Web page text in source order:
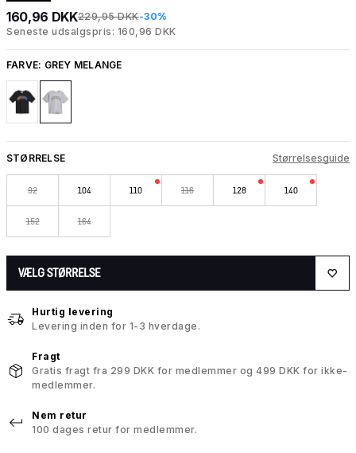
160,96 DKK229,95 DKK-30%
Seneste udsalgspris: 160,96 DKK
FARVE: GREY MELANGE
STØRRELSE Størrelsesguide
92 104 110 116 128 140
152 164
VÆLG STØRRELSE
Hurtig levering
Levering inden for 1-3 hverdage.
Fragt
Gratis fragt fra 299 DKK for medlemmer og 499 DKK for ikke-
medlemmer.
Nem retur
100 dages retur for medlemmer.